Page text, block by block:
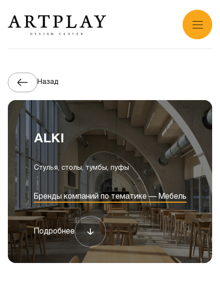
Назад
ALKI
Стулья, столы, тумбы, пуфы
Бренды компаний по тематике — Мебель
Подробнее